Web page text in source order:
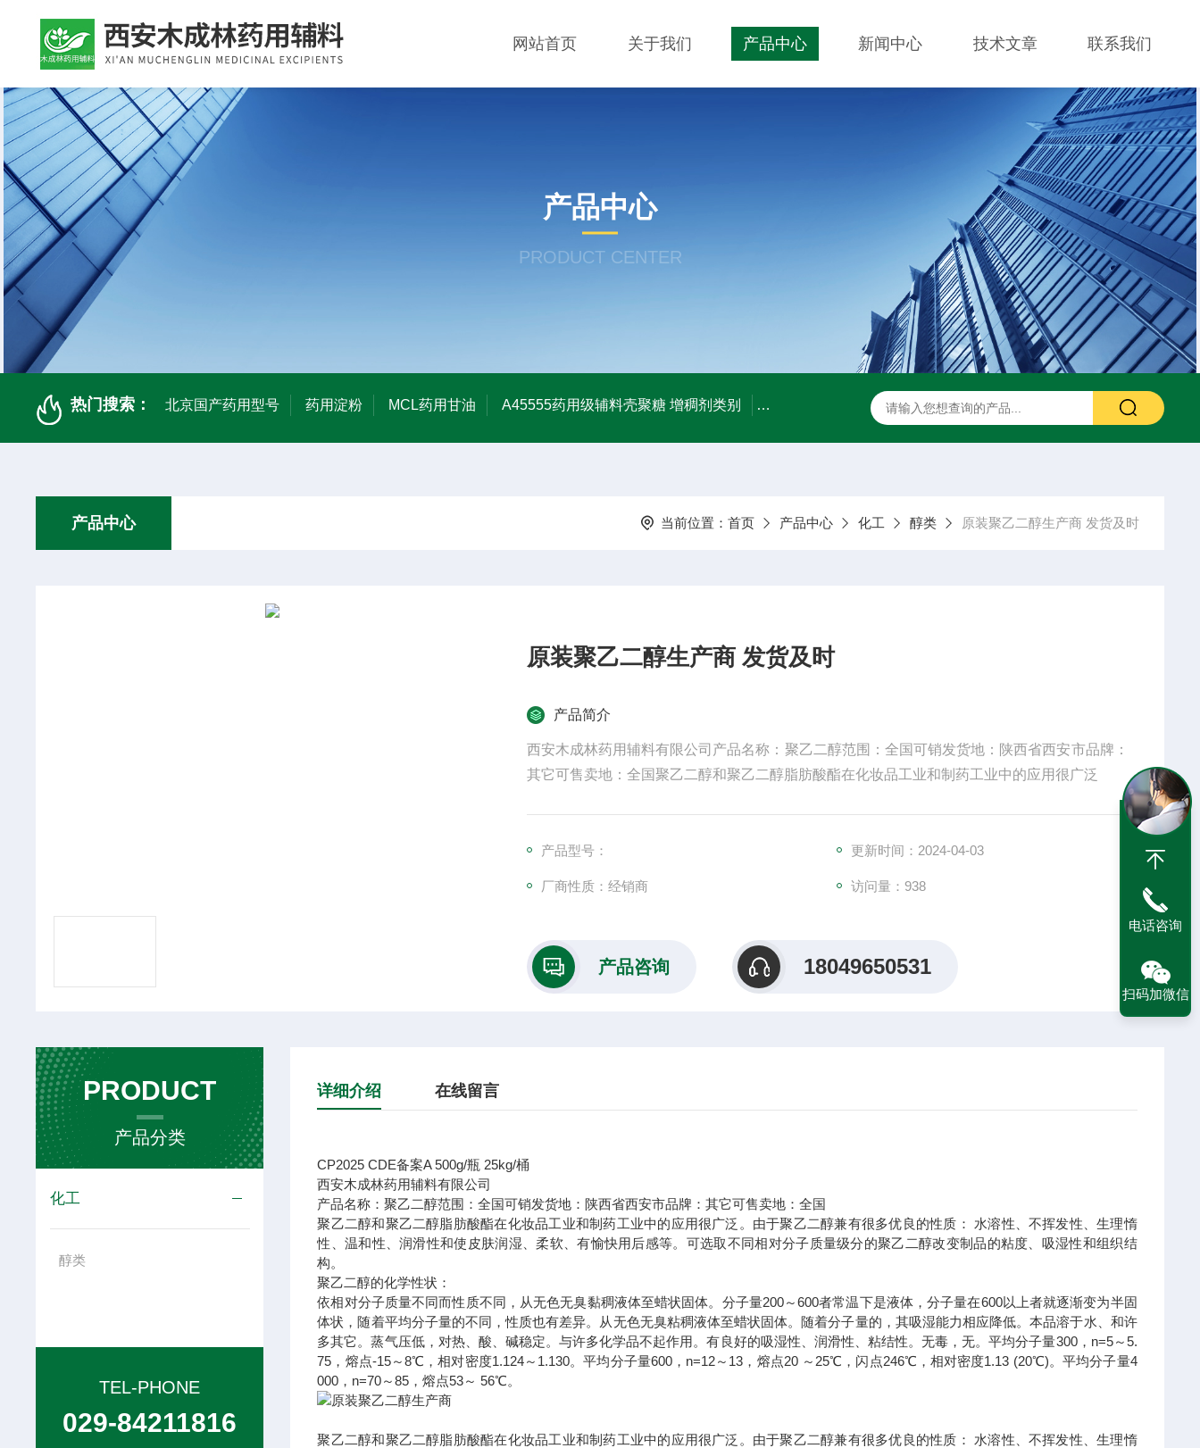
网站首页 关于我们 产品中心 新闻中心 技术文章 联系我们
产品中心
PRODUCT CENTER
热门搜索： 北京国产药用型号 药用淀粉 MCL药用甘油 A45555药用级辅料壳聚糖 增稠剂类别 药用二甲硅油 药用甘露醇 药用羟苯丙酯 药用阿拉伯胶
产品中心 当前位置： 首页 产品中心 化工 醇类 原装聚乙二醇生产商 发货及时
原装聚乙二醇生产商 发货及时
产品简介
西安木成林药用辅料有限公司产品名称：聚乙二醇范围：全国可销发货地：陕西省西安市品牌：
其它可售卖地：全国聚乙二醇和聚乙二醇脂肪酸酯在化妆品工业和制药工业中的应用很广泛
产品型号： 更新时间：2024-04-03
厂商性质：经销商 访问量：938
产品咨询 18049650531
PRODUCT
产品分类
化工
醇类
TEL-PHONE
029-84211816
详细介绍 在线留言
CP2025 CDE备案A 500g/瓶 25kg/桶
西安木成林药用辅料有限公司
产品名称：聚乙二醇范围：全国可销发货地： 陕西省西安市品牌：其它可售卖地：全国
聚乙二醇和聚乙二醇脂肪酸酯在化妆品工业和制药工业中的应用很广泛。由于聚乙二醇兼有很多优良的性质： 水溶性、不挥发性、生理惰
性、温和性、润滑性和使皮肤润湿、柔软、有愉快用后感等。可选取不同相对分子质量级分的聚乙二醇改变制品的粘度、吸湿性和组织结
构。
聚乙二醇的化学性状：
依相对分子质量不同而性质不同，从无色无臭黏稠液体至蜡状固体。分子量200～600者常温下是液体，分子量在600以上者就逐渐变为半固
体状，随着平均分子量的不同，性质也有差异。从无色无臭粘稠液体至蜡状固体。随着分子量的，其吸湿能力相应降低。本品溶于水、和许
多其它。蒸气压低，对热、酸、碱稳定。与许多化学品不起作用。有良好的吸湿性、润滑性、粘结性。无毒，无。平均分子量300，n=5～5.
75，熔点-15～8℃，相对密度1.124～1.130。平均分子量600，n=12～13，熔点20 ～25℃，闪点246℃，相对密度1.13 (20℃)。平均分子量4
000，n=70～85，熔点53～ 56℃。
聚乙二醇和聚乙二醇脂肪酸酯在化妆品工业和制药工业中的应用很广泛。由于聚乙二醇兼有很多优良的性质： 水溶性、不挥发性、生理惰
电话咨询
扫码加微信